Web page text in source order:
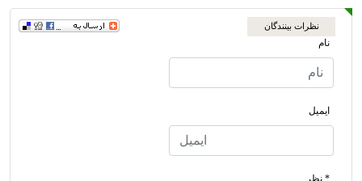
نظرات بینندگان
نام
ایمیل
* نظر